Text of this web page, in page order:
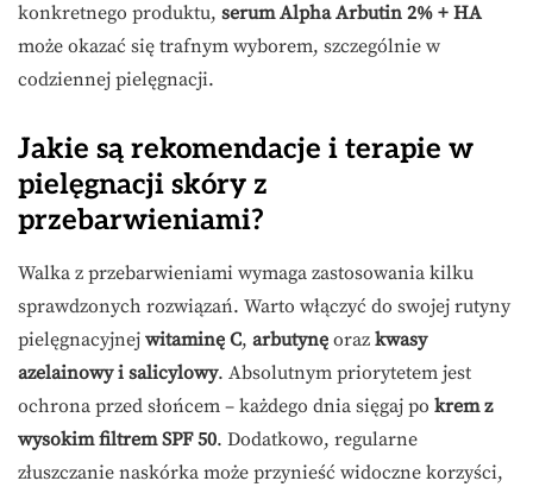
konkretnego produktu, serum Alpha Arbutin 2% + HA
może okazać się trafnym wyborem, szczególnie w
codziennej pielęgnacji.
Jakie są rekomendacje i terapie w
pielęgnacji skóry z
przebarwieniami?
Walka z przebarwieniami wymaga zastosowania kilku
sprawdzonych rozwiązań. Warto włączyć do swojej rutyny
pielęgnacyjnej witaminę C, arbutynę oraz kwasy
azelainowy i salicylowy. Absolutnym priorytetem jest
ochrona przed słońcem – każdego dnia sięgaj po krem z
wysokim filtrem SPF 50. Dodatkowo, regularne
złuszczanie naskórka może przynieść widoczne korzyści,